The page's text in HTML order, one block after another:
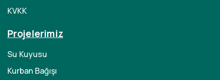
KVKK
Projelerimiz
Su Kuyusu
Kurban Bağışı